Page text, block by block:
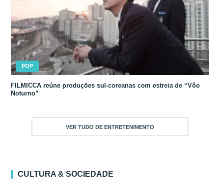
POP
FILMICCA reúne produções sul-coreanas com estreia de “Vôo
Noturno”
VER TUDO DE ENTRETENIMENTO
CULTURA & SOCIEDADE